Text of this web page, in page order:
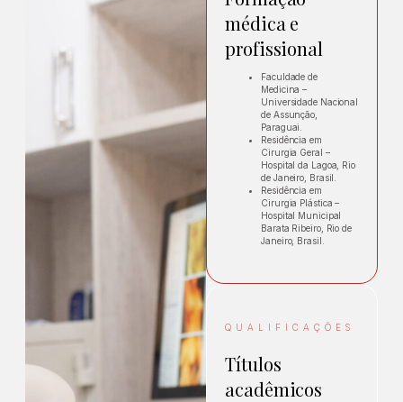
médica e
profissional
Faculdade de
Medicina –
Universidade Nacional
de Assunção,
Paraguai.
Residência em
Cirurgia Geral –
Hospital da Lagoa, Rio
de Janeiro, Brasil.
Residência em
Cirurgia Plástica –
Hospital Municipal
Barata Ribeiro, Rio de
Janeiro, Brasil.
QUALIFICAÇÕES
Títulos
acadêmicos